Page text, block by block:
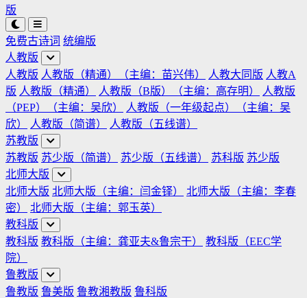
版
免费古诗词 统编版
人教版
人教版 人教版（精通）（主编：苗兴伟） 人教大同版 人教A
版 人教版（精通） 人教版（B版）（主编：高存明）
人教版
（PEP）（主编：吴欣）
人教版（一年级起点）（主编：吴
欣）
人教版（简谱）
人教版（五线谱）
苏教版
苏教版 苏少版（简谱） 苏少版（五线谱） 苏科版 苏少版
北师大版
北师大版 北师大版（主编：闫金铎）
北师大版（主编：李春
密）
北师大版（主编：郭玉英）
教科版
教科版 教科版（主编：龚亚夫&鲁宗干）
教科版（EEC学
院）
鲁教版
鲁教版 鲁美版 鲁教湘教版 鲁科版